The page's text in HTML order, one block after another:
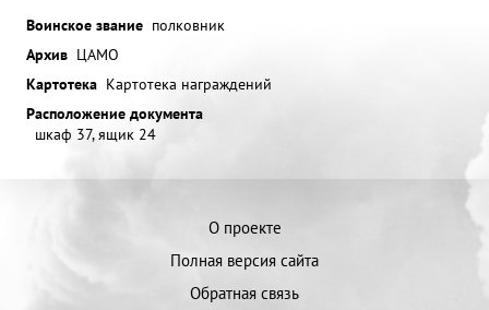
Воинское звание полковник
Архив ЦАМО
Картотека Картотека награждений
Расположение документа
шкаф 37, ящик 24
О проекте
Полная версия сайта
Обратная связь